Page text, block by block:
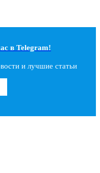
в Telegram!
и лучшие статьи